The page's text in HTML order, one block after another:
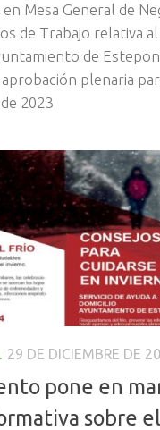
Mesa General de
de Trabajo relativa
de
plenaria
2023
29 DE DICIEMBRE DE
pone en
sobre